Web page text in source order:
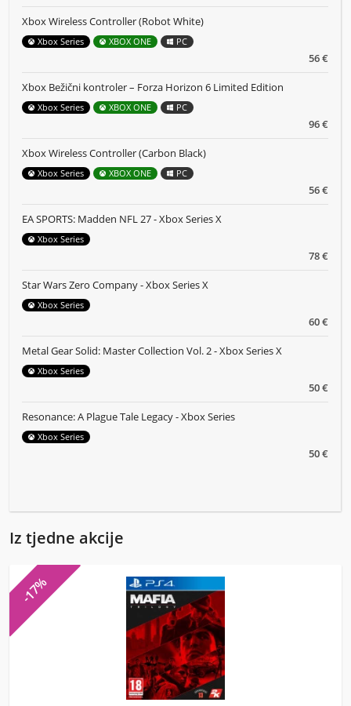
56 €
Xbox Wireless Controller (Robot White)
Xbox Series XBOX ONE PC
96 €
Xbox Bežični kontroler – Forza Horizon 6 Limited Edition
Xbox Series XBOX ONE PC
56 €
Xbox Wireless Controller (Carbon Black)
Xbox Series XBOX ONE PC
78 €
EA SPORTS: Madden NFL 27 - Xbox Series X
Xbox Series
60 €
Star Wars Zero Company - Xbox Series X
Xbox Series
50 €
Metal Gear Solid: Master Collection Vol. 2 - Xbox Series X
Xbox Series
50 €
Resonance: A Plague Tale Legacy - Xbox Series
Xbox Series
Iz tjedne akcije
-17%